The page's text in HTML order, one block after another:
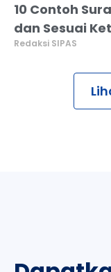
10 Contoh
dan Sesuai
Redaksi SIPAS